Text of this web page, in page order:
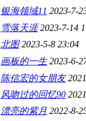
银海领域11 2023-7-
雪落天涯 2023-7-14
北图 2023-5-8 23:04
画板的一生 2023-6-
陈信宏的女朋友
风吻过的回忆90
漂亮的紫月 2022-8-